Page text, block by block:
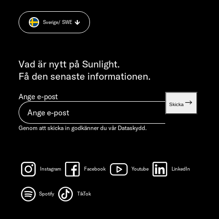
MÅNDAG-TORSDAG 07:30 - 12:00 OCH 13:00 - 16:00 /
FREDAG ​​07:30 - 12:00
info@sunlight.de
Cookie Consent
Weight information
Vad är nytt på Sunlight.
Få den senaste informationen.
Ange e-post
Skicka
Genom att skicka in godkänner du vår Dataskydd.
Instagram Facebook Youtube LinkedIn
Spotify TikTok
Sverige/ SWE